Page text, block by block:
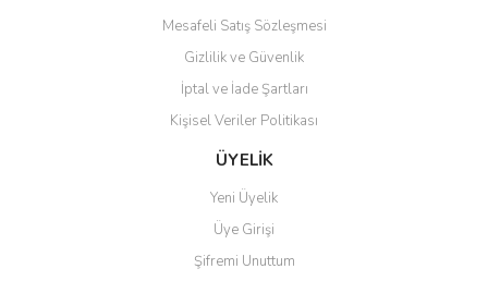
Mesafeli Satış Sözleşmesi
Gizlilik ve Güvenlik
İptal ve İade Şartları
Kişisel Veriler Politikası
ÜYELİK
Yeni Üyelik
Üye Girişi
Şifremi Unuttum